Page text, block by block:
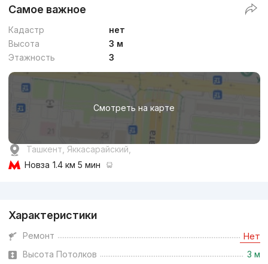
Самое важное
Кадастр
нет
Высота
3 м
Этажность
3
Смотреть на карте
Ташкент, Яккасарайский,
Новза 1.4 км 5 мин
Характеристики
Ремонт Нет
Высота Потолков 3 м